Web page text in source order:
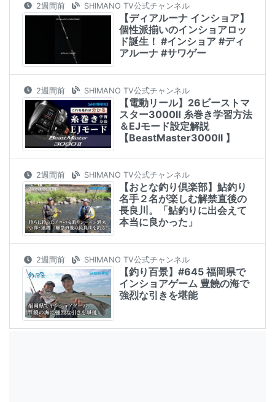
2週間前 SHIMANO TV公式チャンネル
【ディアルーナ インショア】
個性派揃いのインショアロッ
ド誕生！ #インショア #ディ
アルーナ #サワゲー
2週間前 SHIMANO TV公式チャンネル
【電動リール】26ビーストマ
スター3000Ⅱ 糸巻き学習方法
＆EJモード設定解説
【BeastMaster3000II 】
2週間前 SHIMANO TV公式チャンネル
【おとな釣り倶楽部】鮎釣り
名手２名が楽しむ解禁直後の
長良川。「鮎釣りに出会えて
本当に良かった」
2週間前 SHIMANO TV公式チャンネル
【釣り百景】#645 福岡県で
インショアゲーム 豊饒の海で
強烈な引きを堪能